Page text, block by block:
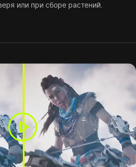
или при сборе растений.